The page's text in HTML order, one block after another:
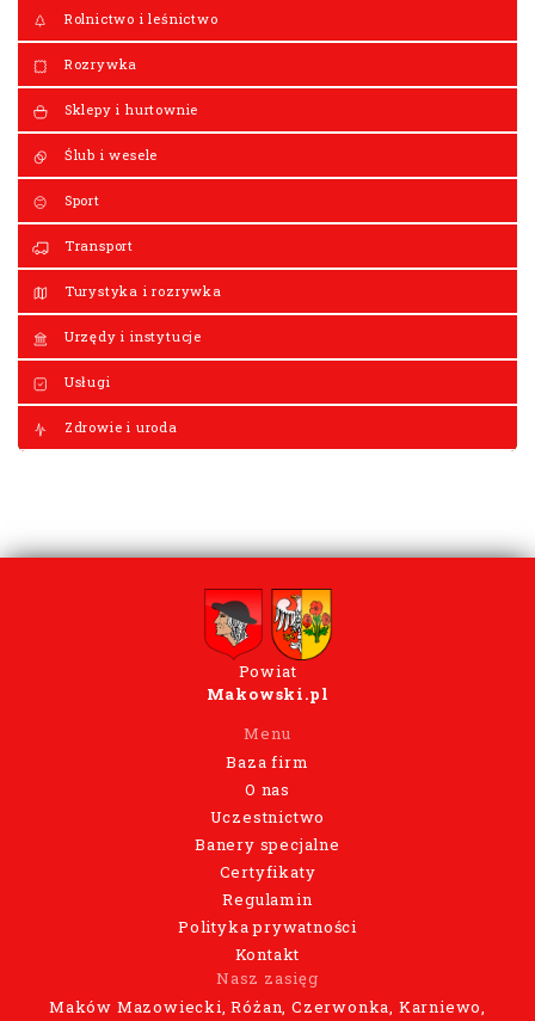
Rolnictwo i leśnictwo
Rozrywka
Sklepy i hurtownie
Ślub i wesele
Sport
Transport
Turystyka i rozrywka
Urzędy i instytucje
Usługi
Zdrowie i uroda
Powiat
Makowski.pl
Menu
Baza firm
O nas
Uczestnictwo
Banery specjalne
Certyfikaty
Regulamin
Polityka prywatności
Kontakt
Nasz zasięg
Maków Mazowiecki, Różan, Czerwonka, Karniewo,